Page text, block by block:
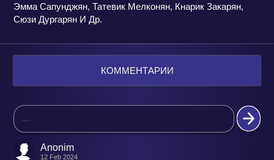
Эмма Сапунджян, Татевик Мелконян, Кнарик Закарян,
Сюзи Дургарян И Др.
КОММЕНТАРИИ
Anonim
12 Feb 2024